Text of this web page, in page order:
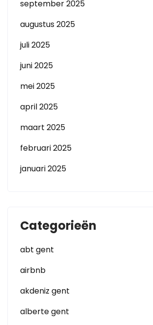
september 2025
augustus 2025
juli 2025
juni 2025
mei 2025
april 2025
maart 2025
februari 2025
januari 2025
Categorieën
abt gent
airbnb
akdeniz gent
alberte gent